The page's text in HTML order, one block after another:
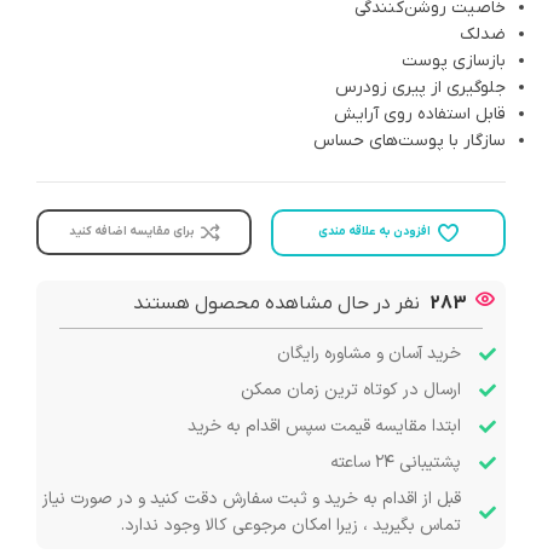
خاصیت روشن‌کنندگی
ضدلک
بازسازی پوست
جلوگیری از پیری زودرس
قابل استفاده روی آرایش
سازگار با پوست‌های حساس
افزودن به علاقه مندی برای مقایسه اضافه کنید
283 نفر در حال مشاهده محصول هستند
خرید آسان و مشاوره رایگان
ارسال در کوتاه ترین زمان ممکن
ابتدا مقایسه قیمت سپس اقدام به خرید
پشتیبانی ۲۴ ساعته
قبل از اقدام به خرید و ثبت سفارش دقت کنید و در صورت نیاز
تماس بگیرید ، زیرا امکان مرجوعی کالا وجود ندارد.